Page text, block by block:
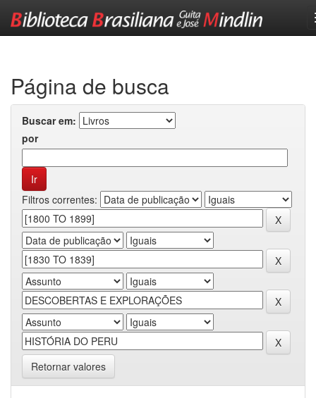
Página de busca
Buscar em:
por
Filtros correntes:
Retornar valores